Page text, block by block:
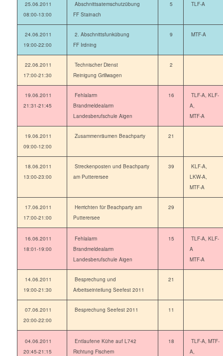
25.06.2011
08:00-13:00
Abschnittsatemschutzübung
FF Stainach
5 TLF-A
24.06.2011
19:00-22:00
2. Abschnittsfunkübung
FF Irdning
9 MTF-A
22.06.2011
17:00-21:30
Technischer Dienst
Reinigung Grillwagen
2
19.06.2011
21:31-21:45
Fehlalarm
Brandmeldealarm
Landesberufschule Aigen
16
TLF-A, KLF-
A,
MTF-A
19.06.2011
09:00-12:00
Zusammenräumen Beachparty 21
18.06.2011
13:00-23:00
Streckenposten und Beachparty
am Putterersee
39
KLF-A,
LKW-A,
MTF-A
17.06.2011
17:00-21:00
Herrichten für Beachparty am
Putterersee
29
16.06.2011
18:01-19:00
Fehlalarm
Brandmeldealarm
Landesberufschule Aigen
15
TLF-A, KLF-
A
MTF-A
14.06.2011
19:00-21:30
Besprechung und
Arbeitseinteilung Seefest 2011
21
07.06.2011
20:00-22:00
Besprechung Seefest 2011 11
04.06.2011
20:45-21:15
Entlaufene Kühe auf L742
Richtung Fischern
18
TLF-A, MTF-
A,